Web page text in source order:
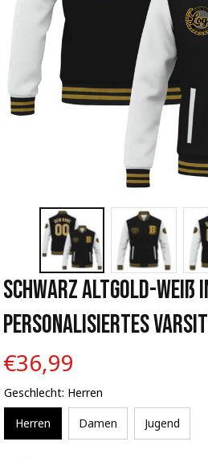
Schwarz Altgold-Weiß
Personalisiertes
€36,99
Geschlecht: Herren
Herren Damen Jugend